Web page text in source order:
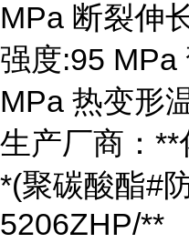
MPa 断裂伸
强度:95 MPa
MPa 热变形
生产厂商：**
*(聚碳酸酯#
5206ZHP/**